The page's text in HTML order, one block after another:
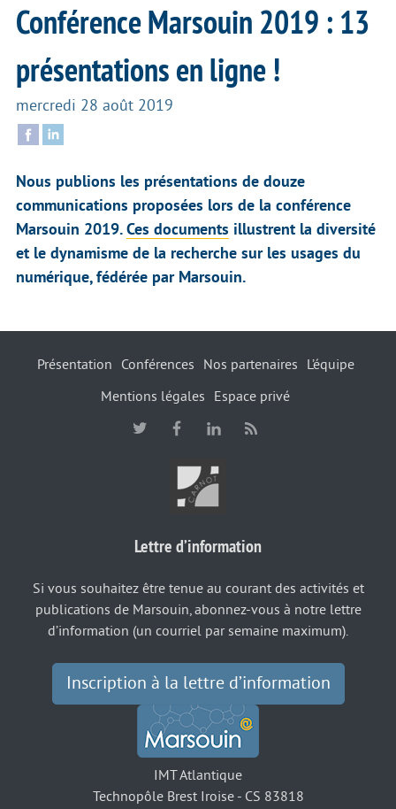
Conférence Marsouin 2019 : 13
présentations en ligne !
mercredi 28 août 2019
Nous publions les présentations de douze
communications proposées lors de la conférence
Marsouin 2019. Ces documents illustrent la diversité
et le dynamisme de la recherche sur les usages du
numérique, fédérée par Marsouin.
Présentation Conférences Nos partenaires
L’équipe
Mentions légales
Espace privé
Lettre d’information
Si vous souhaitez être tenue au courant des activités et
publications de Marsouin, abonnez-vous à notre lettre
d’information (un courriel par semaine maximum).
Inscription à la lettre d’information
IMT Atlantique
Technopôle Brest Iroise - CS 83818